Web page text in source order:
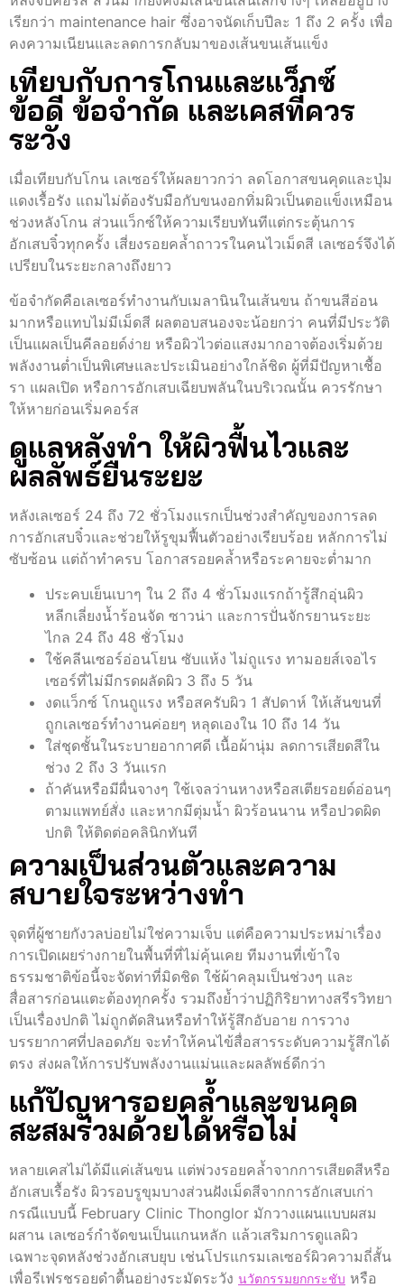
เรียกว่า maintenance hair ซึ่งอาจนัดเก็บปีละ 1 ถึง 2 ครั้ง เพื่อ
คงความเนียนและลดการกลับมาของเส้นขนเส้นแข็ง
เทียบกับการโกนและแว็กซ์
ข้อดี ข้อจำกัด และเคสที่ควร
ระวัง
เมื่อเทียบกับโกน เลเซอร์ให้ผลยาวกว่า ลดโอกาสขนคุดและปุ่ม
แดงเรื้อรัง แถมไม่ต้องรับมือกับขนงอกทิ่มผิวเป็นตอแข็งเหมือน
ช่วงหลังโกน ส่วนแว็กซ์ให้ความเรียบทันทีแต่กระตุ้นการ
อักเสบจิ๋วทุกครั้ง เสี่ยงรอยคล้ำถาวรในคนไวเม็ดสี เลเซอร์จึงได้
เปรียบในระยะกลางถึงยาว
ข้อจำกัดคือเลเซอร์ทำงานกับเมลานินในเส้นขน ถ้าขนสีอ่อน
มากหรือแทบไม่มีเม็ดสี ผลตอบสนองจะน้อยกว่า คนที่มีประวัติ
เป็นแผลเป็นคีลอยด์ง่าย หรือผิวไวต่อแสงมากอาจต้องเริ่มด้วย
พลังงานต่ำเป็นพิเศษและประเมินอย่างใกล้ชิด ผู้ที่มีปัญหาเชื้อ
รา แผลเปิด หรือการอักเสบเฉียบพลันในบริเวณนั้น ควรรักษา
ให้หายก่อนเริ่มคอร์ส
ดูแลหลังทำ ให้ผิวฟื้นไวและ
ผลลัพธ์ยืนระยะ
หลังเลเซอร์ 24 ถึง 72 ชั่วโมงแรกเป็นช่วงสำคัญของการลด
การอักเสบจิ๋วและช่วยให้รูขุมฟื้นตัวอย่างเรียบร้อย หลักการไม่
ซับซ้อน แต่ถ้าทำครบ โอกาสรอยคล้ำหรือระคายจะต่ำมาก
ประคบเย็นเบาๆ ใน 2 ถึง 4 ชั่วโมงแรกถ้ารู้สึกอุ่นผิว
หลีกเลี่ยงน้ำร้อนจัด ซาวน่า และการปั่นจักรยานระยะ
ไกล 24 ถึง 48 ชั่วโมง
ใช้คลีนเซอร์อ่อนโยน ซับแห้ง ไม่ถูแรง ทามอยส์เจอไร
เซอร์ที่ไม่มีกรดผลัดผิว 3 ถึง 5 วัน
งดแว็กซ์ โกนถูแรง หรือสครับผิว 1 สัปดาห์ ให้เส้นขนที่
ถูกเลเซอร์ทำงานค่อยๆ หลุดเองใน 10 ถึง 14 วัน
ใส่ชุดชั้นในระบายอากาศดี เนื้อผ้านุ่ม ลดการเสียดสีใน
ช่วง 2 ถึง 3 วันแรก
ถ้าคันหรือมีผื่นจางๆ ใช้เจลว่านหางหรือสเตียรอยด์อ่อนๆ
ตามแพทย์สั่ง และหากมีตุ่มน้ำ ผิวร้อนนาน หรือปวดผิด
ปกติ ให้ติดต่อคลินิกทันที
ความเป็นส่วนตัวและความ
สบายใจระหว่างทำ
จุดที่ผู้ชายกังวลบ่อยไม่ใช่ความเจ็บ แต่คือความประหม่าเรื่อง
การเปิดเผยร่างกายในพื้นที่ที่ไม่คุ้นเคย ทีมงานที่เข้าใจ
ธรรมชาติข้อนี้จะจัดท่าที่มิดชิด ใช้ผ้าคลุมเป็นช่วงๆ และ
สื่อสารก่อนแตะต้องทุกครั้ง รวมถึงย้ำว่าปฏิกิริยาทางสรีรวิทยา
เป็นเรื่องปกติ ไม่ถูกตัดสินหรือทำให้รู้สึกอับอาย การวาง
บรรยากาศที่ปลอดภัย จะทำให้คนไข้สื่อสารระดับความรู้สึกได้
ตรง ส่งผลให้การปรับพลังงานแม่นและผลลัพธ์ดีกว่า
แก้ปัญหารอยคล้ำและขนคุด
สะสมร่วมด้วยได้หรือไม่
หลายเคสไม่ได้มีแค่เส้นขน แต่พ่วงรอยคล้ำจากการเสียดสีหรือ
อักเสบเรื้อรัง ผิวรอบรูขุมบางส่วนฝังเม็ดสีจากการอักเสบเก่า
กรณีแบบนี้ February Clinic Thonglor มักวางแผนแบบผสม
ผสาน เลเซอร์กำจัดขนเป็นแกนหลัก แล้วเสริมการดูแลผิว
เฉพาะจุดหลังช่วงอักเสบยุบ เช่นโปรแกรมเลเซอร์ผิวความถี่สั้น
เพื่อรีเฟรชรอยดำตื้นอย่างระมัดระวัง นวัตกรรมยกกระชับ หรือ